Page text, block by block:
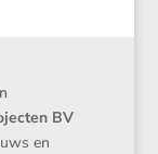
BV
en